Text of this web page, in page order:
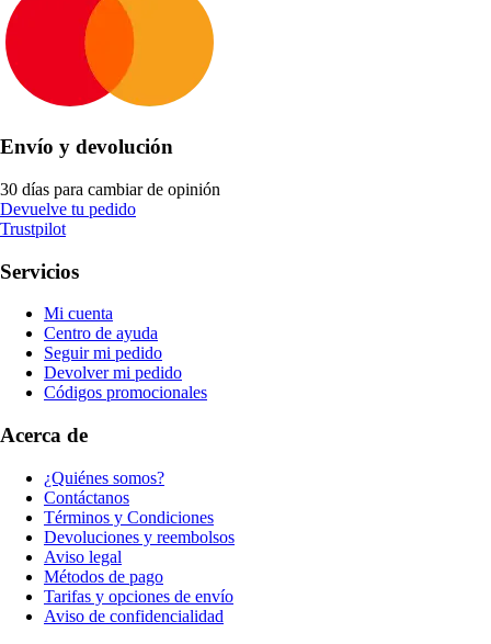
Envío y devolución
30 días para cambiar de opinión
Devuelve tu pedido
Trustpilot
Servicios
Mi cuenta
Centro de ayuda
Seguir mi pedido
Devolver mi pedido
Códigos promocionales
Acerca de
¿Quiénes somos?
Contáctanos
Términos y Condiciones
Devoluciones y reembolsos
Aviso legal
Métodos de pago
Tarifas y opciones de envío
Aviso de confidencialidad